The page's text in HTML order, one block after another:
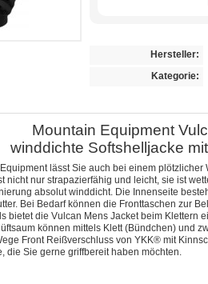
Hersteller:
Kategorie:
Mountain Equipment
winddichte Softshelljacke
lässt Sie auch bei einem
nicht nur strapazierfähig und leicht, sie ist
absolut winddicht. Die Innenseite
Bei Bedarf können die Fronttaschen zur
bietet die Vulcan Mens Jacket beim Klettern
können mittels Klett (Bündchen) und
Front Reißverschluss von YKK® mit
die Sie gerne griffbereit haben möchten.